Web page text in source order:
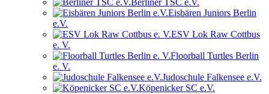
Berliner TSC e.V.
Eisbären Juniors Berlin
e.V.
ESV Lok Raw Cottbus
e. V.
Floorball Turtles Berlin
e. V.
Judoschule Falkensee e.V.
Köpenicker SC e.V.